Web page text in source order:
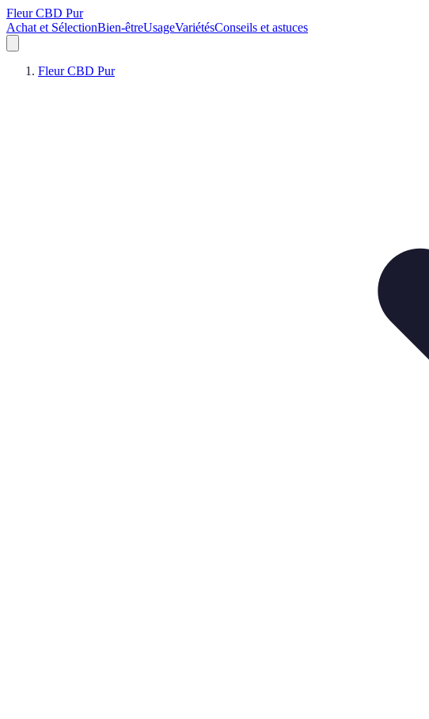
Fleur CBD Pur
Achat et SélectionBien-êtreUsageVariétésConseils et astuces
Fleur CBD Pur